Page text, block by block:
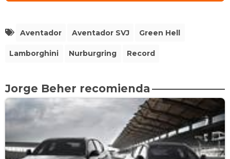
Aventador Aventador SVJ Green Hell
Lamborghini Nurburgring Record
Jorge Beher recomienda